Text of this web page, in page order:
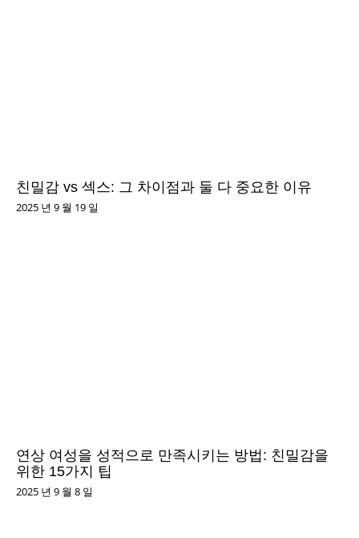
친밀감 vs 섹스: 그 차이점과 둘 다 중요한 이유
2025 년 9 월 19 일
연상 여성을 성적으로 만족시키는 방법: 친밀감을
위한 15가지 팁
2025 년 9 월 8 일